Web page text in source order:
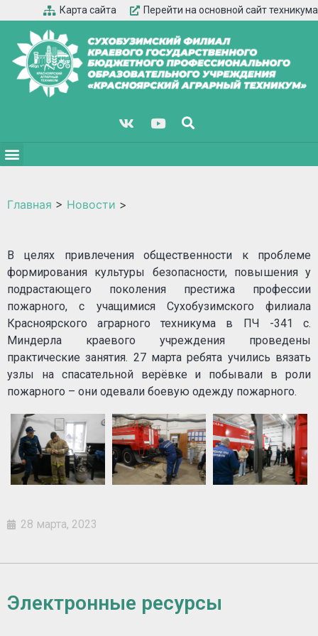
Карта сайта Перейти на основной сайт техникума
Главная > Новости >
В целях привлечения общественности к проблеме
формирования культуры безопасности, повышения у
подрастающего поколения престижа профессии
пожарного, с учащимися Сухобузимского филиала
Красноярского аграрного техникума в ПЧ -341 с.
Миндерла краевого учреждения проведены
практические занятия. 27 марта ребята учились вязать
узлы на спасательной верёвке и побывали в роли
пожарного – они одевали боевую одежду пожарного.
28 марта, 2023
Электронные ресурсы